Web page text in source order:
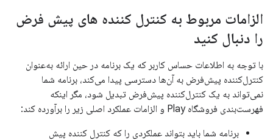
الزامات مربوط به کنترل کننده های پیش فرض
را دنبال کنید
با توجه به اطلاعات حساس کاربر که یک برنامه در حین ارائه به‌عنوان
کنترل‌کننده پیش‌فرض به آن‌ها دسترسی پیدا می‌کند، برنامه شما
نمی‌تواند به یک کنترل‌کننده پیش‌فرض تبدیل شود، مگر اینکه
فهرست‌بندی فروشگاه Play و الزامات عملکرد اصلی زیر را برآورده کند:
برنامه شما باید بتواند عملکردی را که کنترل کننده پیش